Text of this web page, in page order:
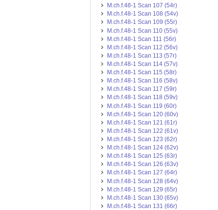
M.ch.f.48-1 Scan 107 (54r)
M.ch.f.48-1 Scan 108 (54v)
M.ch.f.48-1 Scan 109 (55r)
M.ch.f.48-1 Scan 110 (55v)
M.ch.f.48-1 Scan 111 (56r)
M.ch.f.48-1 Scan 112 (56v)
M.ch.f.48-1 Scan 113 (57r)
M.ch.f.48-1 Scan 114 (57v)
M.ch.f.48-1 Scan 115 (58r)
M.ch.f.48-1 Scan 116 (58v)
M.ch.f.48-1 Scan 117 (59r)
M.ch.f.48-1 Scan 118 (59v)
M.ch.f.48-1 Scan 119 (60r)
M.ch.f.48-1 Scan 120 (60v)
M.ch.f.48-1 Scan 121 (61r)
M.ch.f.48-1 Scan 122 (61v)
M.ch.f.48-1 Scan 123 (62r)
M.ch.f.48-1 Scan 124 (62v)
M.ch.f.48-1 Scan 125 (63r)
M.ch.f.48-1 Scan 126 (63v)
M.ch.f.48-1 Scan 127 (64r)
M.ch.f.48-1 Scan 128 (64v)
M.ch.f.48-1 Scan 129 (65r)
M.ch.f.48-1 Scan 130 (65v)
M.ch.f.48-1 Scan 131 (66r)